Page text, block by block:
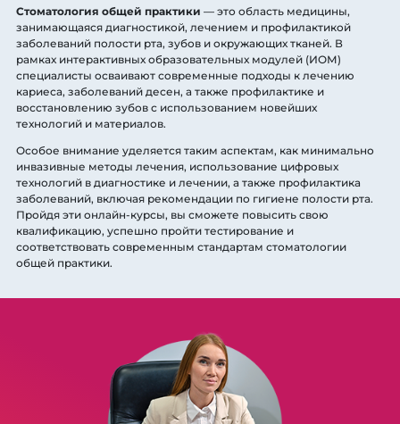
Стоматология общей практики — это область медицины,
занимающаяся диагностикой, лечением и профилактикой
заболеваний полости рта, зубов и окружающих тканей. В
рамках интерактивных образовательных модулей (ИОМ)
специалисты осваивают современные подходы к лечению
кариеса, заболеваний десен, а также профилактике и
восстановлению зубов с использованием новейших
технологий и материалов.
Особое внимание уделяется таким аспектам, как минимально
инвазивные методы лечения, использование цифровых
технологий в диагностике и лечении, а также профилактика
заболеваний, включая рекомендации по гигиене полости рта.
Пройдя эти онлайн-курсы, вы сможете повысить свою
квалификацию, успешно пройти тестирование и
соответствовать современным стандартам стоматологии
общей практики.